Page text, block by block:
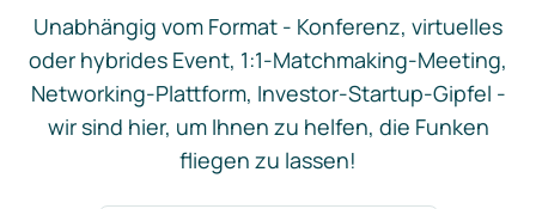
Unabhängig vom Format - Konferenz, virtuelles
oder hybrides Event, 1:1-Matchmaking-Meeting,
Networking-Plattform, Investor-Startup-Gipfel -
wir sind hier, um Ihnen zu helfen, die Funken
fliegen zu lassen!